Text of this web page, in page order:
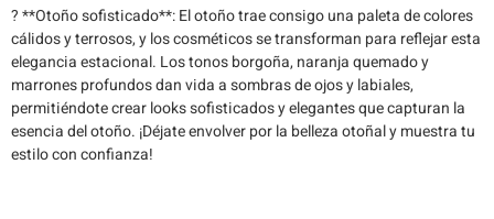
? **Otoño sofisticado**: El otoño trae consigo una paleta de colores
cálidos y terrosos, y los cosméticos se transforman para reflejar esta
elegancia estacional. Los tonos borgoña, naranja quemado y
marrones profundos dan vida a sombras de ojos y labiales,
permitiéndote crear looks sofisticados y elegantes que capturan la
esencia del otoño. ¡Déjate envolver por la belleza otoñal y muestra tu
estilo con confianza!